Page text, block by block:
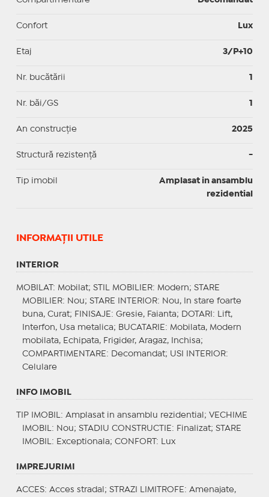
Confort Lux
Etaj 3/P+10
Nr. bucătării 1
Nr. băi/GS 1
An construcție 2025
Structură rezistență -
Tip imobil
Amplasat in ansamblu
rezidential
INFORMAŢII UTILE
INTERIOR
MOBILAT : Mobilat; STIL MOBILIER: Modern; STARE
MOBILIER: Nou; STARE INTERIOR: Nou, In stare foarte
buna, Curat; FINISAJE : Gresie, Faianta; DOTARI : Lift,
Interfon, Usa metalica; BUCATARIE : Mobilata, Modern
mobilata, Echipata, Frigider, Aragaz, Inchisa;
COMPARTIMENTARE : Decomandat; USI INTERIOR:
Celulare
INFO IMOBIL
TIP IMOBIL : Amplasat in ansamblu rezidential; VECHIME
IMOBIL : Nou; STADIU CONSTRUCTIE : Finalizat; STARE
IMOBIL : Exceptionala; CONFORT : Lux
IMPREJURIMI
ACCES: Acces stradal; STRAZI LIMITROFE : Amenajate,